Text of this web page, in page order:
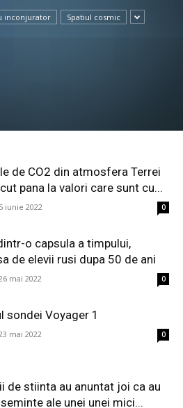
inconjurator Spatiul cosmic
de CO2 din atmosfera Terrei
pana la valori care sunt cu...
5 iunie 2022 0
o capsula a timpului,
de elevii rusi dupa 50 de ani
mai 2022 0
sondei Voyager 1
mai 2022 0
de stiinta au anuntat joi ca au
ale unei unei mici...